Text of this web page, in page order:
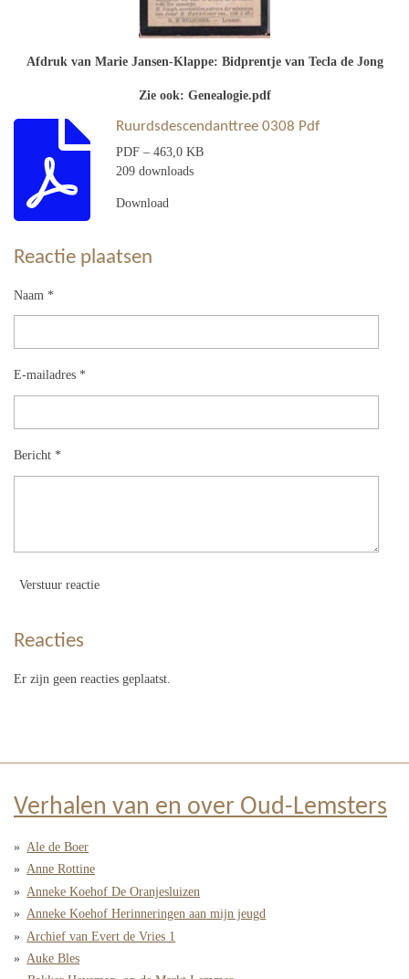
Afdruk van Marie Jansen-Klappe: Bidprentje van Tecla de Jong
Zie ook: Genealogie.pdf
Ruurdsdescendanttree 0308 Pdf
PDF – 463,0 KB
209 downloads
Download
Reactie plaatsen
Naam *
E-mailadres *
Bericht *
Verstuur reactie
Reacties
Er zijn geen reacties geplaatst.
Verhalen van en over Oud-Lemsters
Ale de Boer
Anne Rottine
Anneke Koehof De Oranjesluizen
Anneke Koehof Herinneringen aan mijn jeugd
Archief van Evert de Vries 1
Auke Bles